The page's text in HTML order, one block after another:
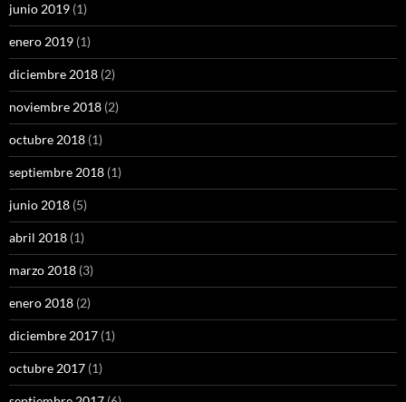
junio 2019 (1)
enero 2019 (1)
diciembre 2018 (2)
noviembre 2018 (2)
octubre 2018 (1)
septiembre 2018 (1)
junio 2018 (5)
abril 2018 (1)
marzo 2018 (3)
enero 2018 (2)
diciembre 2017 (1)
octubre 2017 (1)